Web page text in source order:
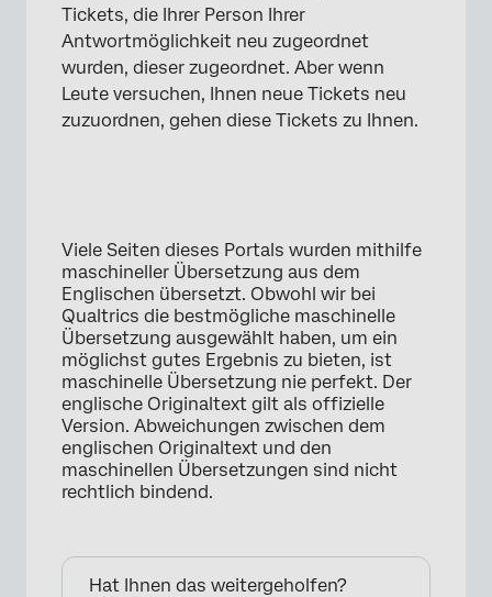
×
Tickets, die Ihrer Person Ihrer
Antwortmöglichkeit neu zugeordnet
wurden, dieser zugeordnet. Aber wenn
Leute versuchen, Ihnen neue Tickets neu
zuzuordnen, gehen diese Tickets zu Ihnen.
Viele Seiten dieses Portals wurden mithilfe
maschineller Übersetzung aus dem
Englischen übersetzt. Obwohl wir bei
Qualtrics die bestmögliche maschinelle
Übersetzung ausgewählt haben, um ein
möglichst gutes Ergebnis zu bieten, ist
maschinelle Übersetzung nie perfekt. Der
englische Originaltext gilt als offizielle
Version. Abweichungen zwischen dem
englischen Originaltext und den
maschinellen Übersetzungen sind nicht
rechtlich bindend.
Hat Ihnen das weitergeholfen?